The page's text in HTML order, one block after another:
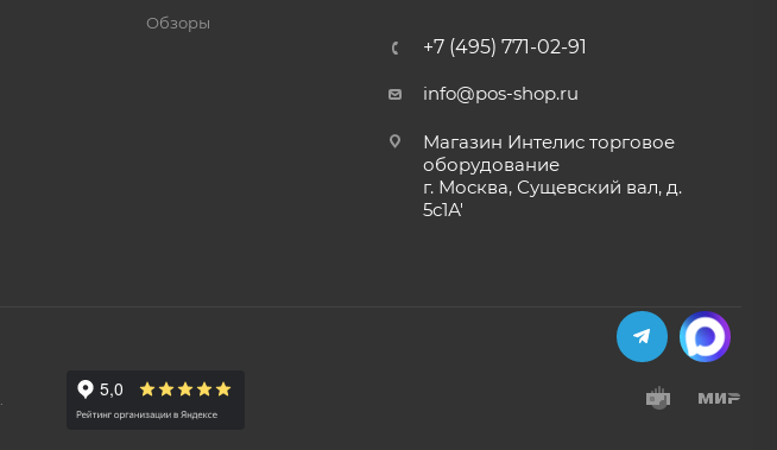
Обзоры
+7 (495) 771-02-91
info@pos-shop.ru
Магазин Интелис торговое
оборудование
г. Москва, Сущевский вал, д.
5с1А'